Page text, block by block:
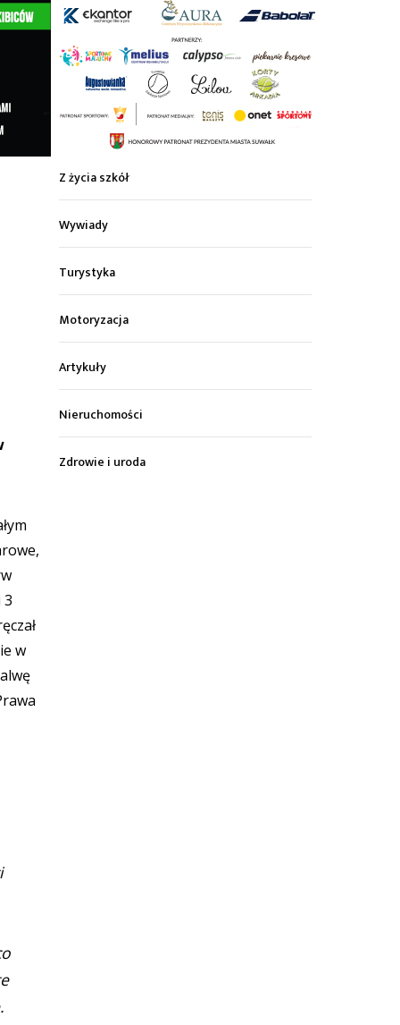
3
w
Kultura
Wiadomości z regionu
Z życia szkół
Wywiady
Turystyka
Motoryzacja
Artykuły
Nieruchomości
Zdrowie i uroda